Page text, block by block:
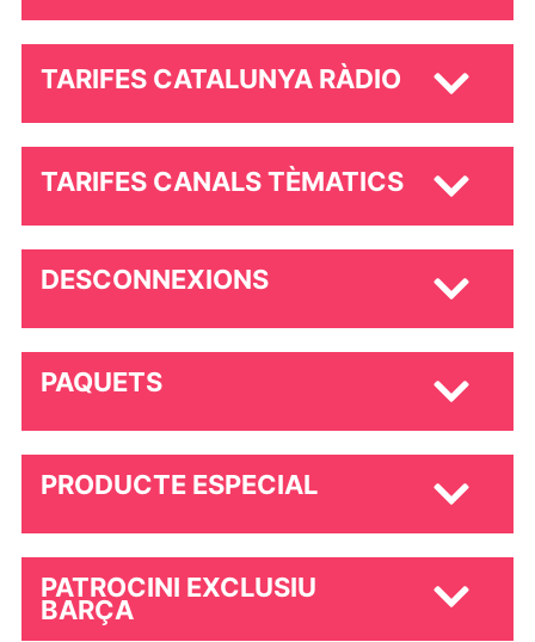
TARIFES CATALUNYA RÀDIO
TARIFES CANALS TÈMATICS
DESCONNEXIONS
PAQUETS
PRODUCTE ESPECIAL
PATROCINI EXCLUSIU
BARÇA